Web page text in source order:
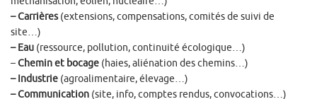
– Carrières(extensions, compensations, comités de suivi de
site…)
– Eau (ressource, pollution, continuité écologique…)
–Chemin et bocage (haies, aliénation des chemins…)
– Industrie (agroalimentaire, élevage…)
– Communication (site, info, comptes rendus, convocations…)